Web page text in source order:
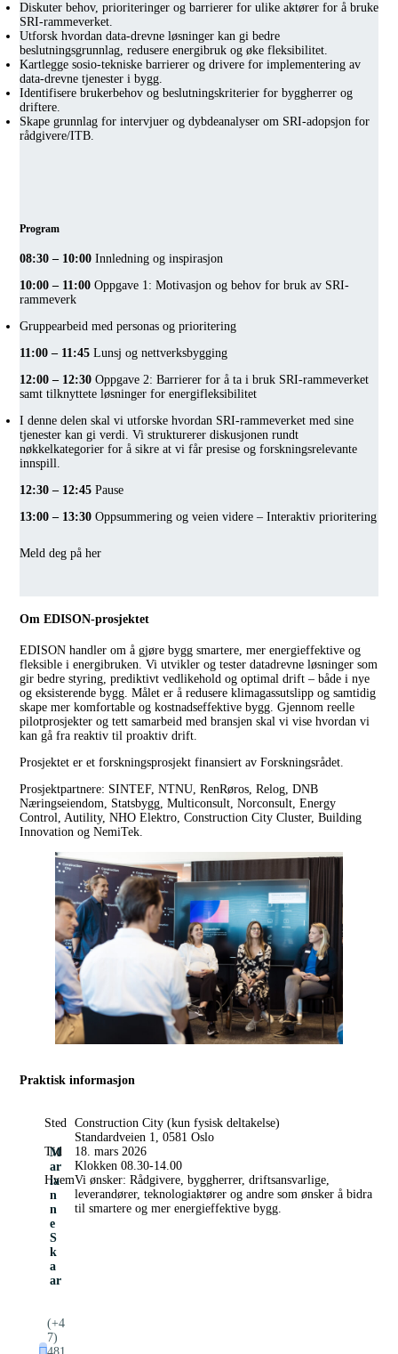
Diskuter behov, prioriteringer og barrierer for ulike aktører for å bruke
SRI-rammeverket.
Utforsk hvordan data-drevne løsninger kan gi bedre
beslutningsgrunnlag, redusere energibruk og øke fleksibilitet.
Kartlegge sosio-tekniske barrierer og drivere for implementering av
data-drevne tjenester i bygg.
Identifisere brukerbehov og beslutningskriterier for byggherrer og
driftere.
Skape grunnlag for intervjuer og dybdeanalyser om SRI-adopsjon for
rådgivere/ITB.
Program
08:30 – 10:00 Innledning og inspirasjon
10:00 – 11:00 Oppgave 1: Motivasjon og behov for bruk av SRI-
rammeverk
Gruppearbeid med personas og prioritering
11:00 – 11:45 Lunsj og nettverksbygging
12:00 – 12:30 Oppgave 2: Barrierer for å ta i bruk SRI-rammeverket
samt tilknyttete løsninger for energifleksibilitet
I denne delen skal vi utforske hvordan SRI-rammeverket med sine
tjenester kan gi verdi. Vi strukturerer diskusjonen rundt
nøkkelkategorier for å sikre at vi får presise og forskningsrelevante
innspill.
12:30 – 12:45 Pause
13:00 – 13:30 Oppsummering og veien videre – Interaktiv prioritering
Meld deg på her
Om EDISON-prosjektet
EDISON handler om å gjøre bygg smartere, mer energieffektive og
fleksible i energibruken. Vi utvikler og tester datadrevne løsninger som
gir bedre styring, prediktivt vedlikehold og optimal drift – både i nye
og eksisterende bygg. Målet er å redusere klimagassutslipp og samtidig
skape mer komfortable og kostnadseffektive bygg. Gjennom reelle
pilotprosjekter og tett samarbeid med bransjen skal vi vise hvordan vi
kan gå fra reaktiv til proaktiv drift.
Prosjektet er et forskningsprosjekt finansiert av Forskningsrådet.
Prosjektpartnere: SINTEF, NTNU, RenRøros, Relog, DNB
Næringseiendom, Statsbygg, Multiconsult, Norconsult, Energy
Control, Autility, NHO Elektro, Construction City Cluster, Building
Innovation og NemiTek.
Praktisk informasjon
Sted Construction City (kun fysisk deltakelse)
Standardveien 1, 0581 Oslo
Tid
18. mars 2026
Klokken 08.30-14.00
HvemVi ønsker: Rådgivere, byggherrer, driftsansvarlige,
leverandører, teknologiaktører og andre som ønsker å bidra
til smartere og mer energieffektive bygg.
M
ar
ia
n
n
e
S
k
a
ar
(+4
7)